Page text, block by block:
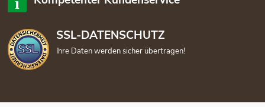
SSL-DATENSCHUTZ
Ihre Daten werden sicher übertragen!